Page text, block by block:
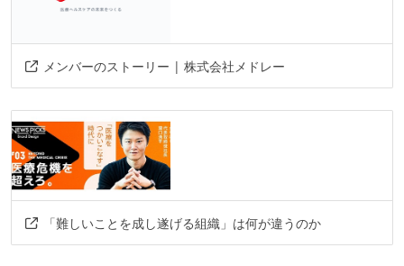
elasticsearch
その他、現場で使われている技術
swift
kotlin php
データベース
bigquery
メンバーのストーリー | 株式会社メドレー
「難しいことを成し遂げる組織」は何が違うのか